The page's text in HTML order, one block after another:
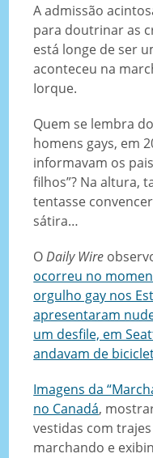
A admissão
para doutrinar as
está longe de ser
aconteceu na
Iorque.
Quem se lembra
homens gays, em
informavam os
filhos”? Na altura,
tentasse
sátira…
ODaily Wire
ocorreu no
orgulho gay nos
apresentaram
um desfile, em
andavam de
Imagens da
no Canadá,
vestidas com
marchando e